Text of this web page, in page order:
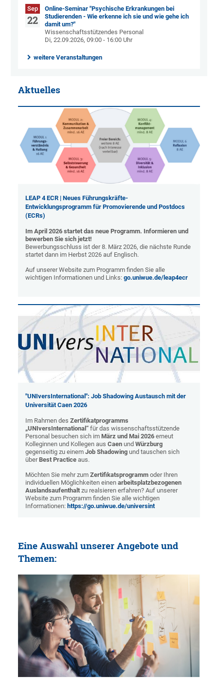
Sep
22
Online-Seminar "Psychische Erkrankungen bei
Studierenden - Wie erkenne ich sie und wie gehe ich
damit um?"
Wissenschaftsstützendes Personal
Di, 22.09.2026, 09:00 - 16:00 Uhr
weitere Veranstaltungen
Aktuelles
LEAP 4 ECR | Neues Führungskräfte-
Entwicklungsprogramm für Promovierende und Postdocs
(ECRs)
Im April 2026 startet das neue Programm. Informieren und
bewerben Sie sich jetzt!
Bewerbungsschluss ist der 8. März 2026, die nächste Runde
startet dann im Herbst 2026 auf Englisch.
Auf unserer Website zum Programm finden Sie alle
wichtigen Informationen und Links:go.uniwue.de/leap4ecr
"UNIversInternational": Job Shadowing Austausch mit der
Universität Caen 2026
Im Rahmen des Zertifikatprogramms
„UNIversInternational“ für das wissenschaftsstützende
Personal besuchen sich imMärz und Mai 2026 erneut
Kolleginnen und Kollegen ausCaen undWürzburg
gegenseitig zu einemJob Shadowing und tauschen sich
überBest Practiceaus.
Möchten Sie mehr zumZertifikatsprogramm oder Ihren
individuellen Möglichkeiten einenarbeitsplatzbezogenen
Auslandsaufenthaltzu realsieren erfahren? Auf unserer
Website zum Programm finden Sie alle wichtigen
Informationen:https://go.uniwue.de/universint
Eine Auswahl unserer Angebote und
Themen: